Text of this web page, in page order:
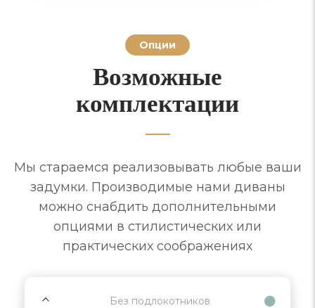
Опции
Возможные
комплектации
Мы стараемся реализовывать любые ваши
задумки. Производимые нами диваны
можно снабдить дополнительными
опциями в стилистических или
практических соображениях
Без подлокотников